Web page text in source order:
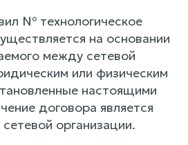
№ технологическое
на основании
между сетевой
или физическим
настоящими
договора является
организации.